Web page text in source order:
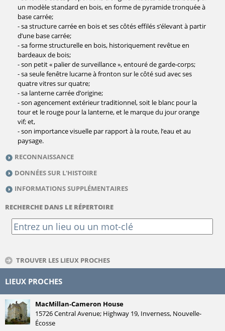
un modèle standard en bois, en forme de pyramide tronquée à
base carrée;
- sa structure carrée en bois et ses côtés effilés s’élevant à partir
d’une base carrée;
- sa forme structurelle en bois, historiquement revêtue en
bardeaux de bois;
- son petit « palier de surveillance », entouré de garde-corps;
- sa seule fenêtre lucarne à fronton sur le côté sud avec ses
quatre vitres sur quatre;
- sa lanterne carrée d’origine;
- son agencement extérieur traditionnel, soit le blanc pour la
tour et le rouge pour la lanterne, et le marque du jour orange
vif; et,
- son importance visuelle par rapport à la route, l’eau et au
paysage.
RECONNAISSANCE
DONNÉES SUR L'HISTOIRE
INFORMATIONS SUPPLÉMENTAIRES
RECHERCHE DANS LE RÉPERTOIRE
TROUVER LES LIEUX PROCHES
LIEUX PROCHES
MacMillan-Cameron House
15726 Central Avenue; Highway 19, Inverness, Nouvelle-
Écosse